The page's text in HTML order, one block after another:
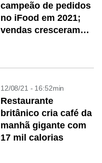
campeão de pedidos
no iFood em 2021;
vendas cresceram
12/08/21 - 16:52min
Restaurante
britânico cria café da
manhã gigante com
17 mil calorias